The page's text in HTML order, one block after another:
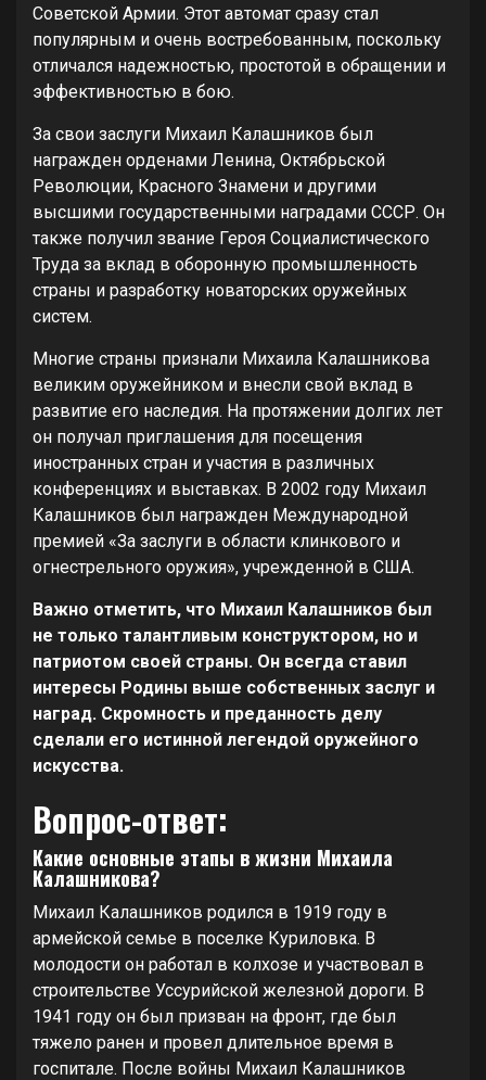
Советской Армии. Этот автомат сразу стал
популярным и очень востребованным, поскольку
отличался надежностью, простотой в обращении и
эффективностью в бою.
За свои заслуги Михаил Калашников был
награжден орденами Ленина, Октябрьской
Революции, Красного Знамени и другими
высшими государственными наградами СССР. Он
также получил звание Героя Социалистического
Труда за вклад в оборонную промышленность
страны и разработку новаторских оружейных
систем.
Многие страны признали Михаила Калашникова
великим оружейником и внесли свой вклад в
развитие его наследия. На протяжении долгих лет
он получал приглашения для посещения
иностранных стран и участия в различных
конференциях и выставках. В 2002 году Михаил
Калашников был награжден Международной
премией «За заслуги в области клинкового и
огнестрельного оружия», учрежденной в США.
Важно отметить, что Михаил Калашников был
не только талантливым конструктором, но и
патриотом своей страны. Он всегда ставил
интересы Родины выше собственных заслуг и
наград. Скромность и преданность делу
сделали его истинной легендой оружейного
искусства.
Вопрос-ответ:
Какие основные этапы в жизни Михаила
Калашникова?
Михаил Калашников родился в 1919 году в
армейской семье в поселке Куриловка. В
молодости он работал в колхозе и участвовал в
строительстве Уссурийской железной дороги. В
1941 году он был призван на фронт, где был
тяжело ранен и провел длительное время в
госпитале. После войны Михаил Калашников